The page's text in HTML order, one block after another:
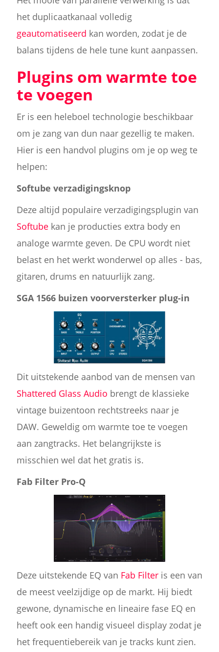
het duplicaatkanaal volledig
geautomatiseerd kan worden, zodat je de
balans tijdens de hele tune kunt aanpassen.
Plugins om warmte toe
te voegen
Er is een heleboel technologie beschikbaar
om je zang van dun naar gezellig te maken.
Hier is een handvol plugins om je op weg te
helpen:
Softube verzadigingsknop
Deze altijd populaire verzadigingsplugin van
Softubekan je producties extra body en
analoge warmte geven. De CPU wordt niet
belast en het werkt wonderwel op alles - bas,
gitaren, drums en natuurlijk zang.
SGA 1566 buizen voorversterker plug-in
Dit uitstekende aanbod van de mensen van
Shattered Glass Audio brengt de klassieke
vintage buizentoon rechtstreeks naar je
DAW. Geweldig om warmte toe te voegen
aan zangtracks. Het belangrijkste is
misschien wel dat het gratis is.
Fab Filter Pro-Q
Deze uitstekende EQ van Fab Filteris een van
de meest veelzijdige op de markt. Hij biedt
gewone, dynamische en lineaire fase EQ en
heeft ook een handig visueel display zodat je
het frequentiebereik van je tracks kunt zien.